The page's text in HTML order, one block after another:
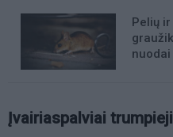
Pelių
nuodai
Įvairiaspalviai